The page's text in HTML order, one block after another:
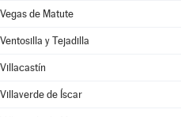
Vegas de Matute
Ventosilla y Tejadilla
Villacastín
Villaverde de Íscar